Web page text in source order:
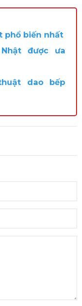
phổ biến nhất
được ưa
dao bếp